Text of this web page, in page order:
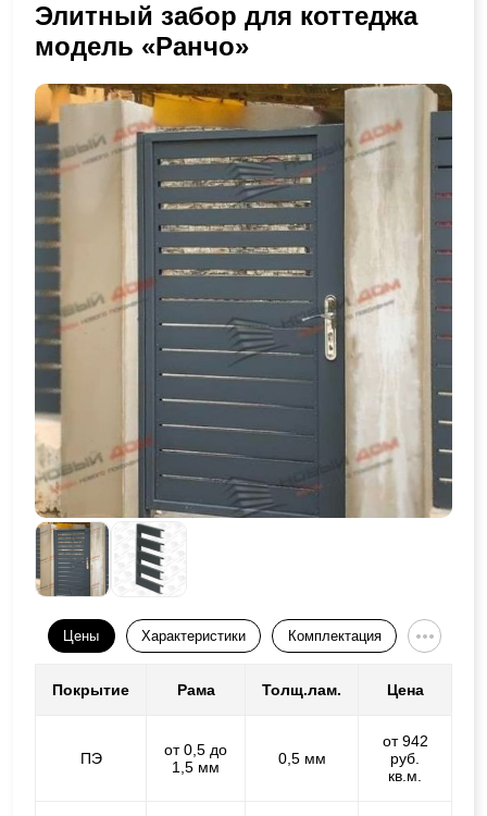
Элитный забор для коттеджа
модель «Ранчо»
Цены Характеристики Комплектация
Покрытие Рама Толщ.лам. Цена
ПЭ
от 0,5 до
1,5 мм
0,5 мм
от 942
руб.
кв.м.